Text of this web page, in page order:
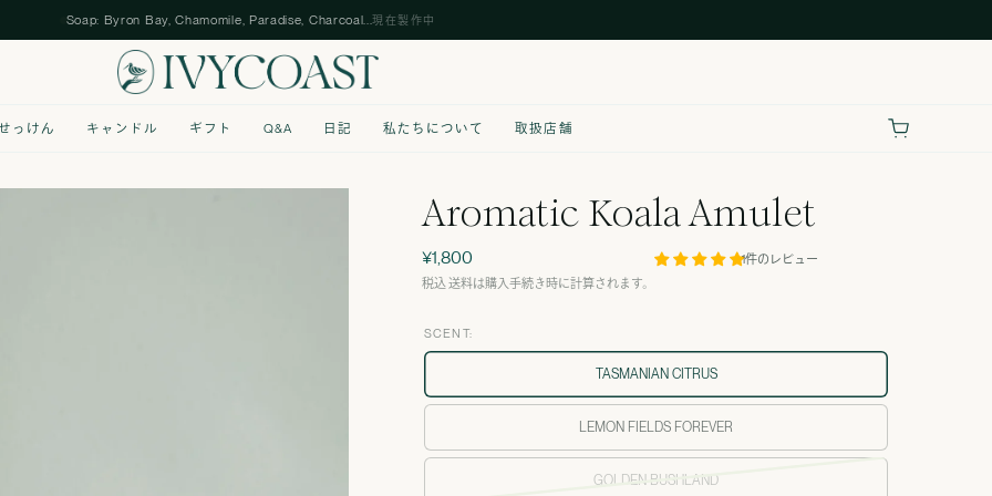
Soap: Byron Bay, Chamomile, Paradise, Charcoal...現在製作中
っけん キャンドル ギフト Q&A 日記 私たちについて 取扱店舗
Aromatic Koala Amulet
¥1,800
税込 送料は購入手続き時に計算されます。
1件のレビュー
SCENT:
TASMANIAN CITRUS
LEMON FIELDS FOREVER
GOLDEN BUSHLAND